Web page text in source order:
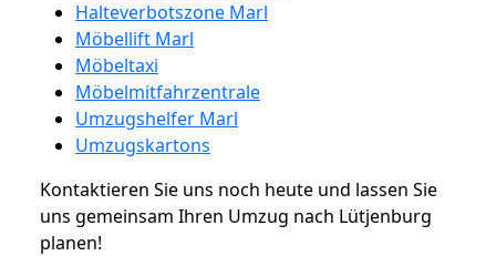
Halteverbotszone Marl
Möbellift Marl
Möbeltaxi
Möbelmitfahrzentrale
Umzugshelfer Marl
Umzugskartons
Kontaktieren Sie uns noch heute und lassen Sie
uns gemeinsam Ihren Umzug nach Lütjenburg
planen!